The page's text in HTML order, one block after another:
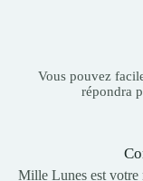
Vous pouvez
répondra
Mille Lunes est votre